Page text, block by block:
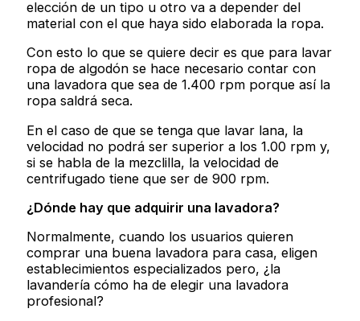
elección de un tipo u otro va a depender del
material con el que haya sido elaborada la ropa.
Con esto lo que se quiere decir es que para lavar
ropa de algodón se hace necesario contar con
una lavadora que sea de 1.400 rpm porque así la
ropa saldrá seca.
En el caso de que se tenga que lavar lana, la
velocidad no podrá ser superior a los 1.00 rpm y,
si se habla de la mezclilla, la velocidad de
centrifugado tiene que ser de 900 rpm.
¿Dónde hay que adquirir una lavadora?
Normalmente, cuando los usuarios quieren
comprar una buena lavadora para casa, eligen
establecimientos especializados pero, ¿la
lavandería cómo ha de elegir una lavadora
profesional?